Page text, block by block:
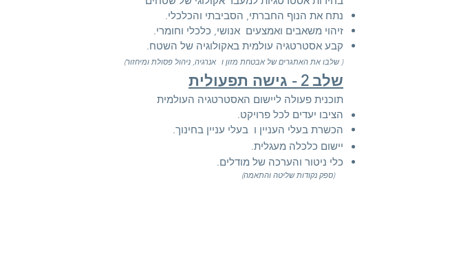
נתח את הנוף החברתי, הסביבתי והכלכלי.
זיהוי משאבים ואמצעים אנושי, כלכלי וחומרי.
קבע אסטרטגיה עולמית באקולוגיה של השטח.
( שלבו את האתגרים של אבטחת מזון ו אנרגיה, ניהול פסולת ומיחזור)
שלב 2 - גישה תפעולית
תוכנית פעולה ליישום האסטרטגיה העולמית
הציבו יעדים לכל פרויקט.
הכשרת בעלי העניין ו בעלי עניין בחינוך.
יישום כלכלה מעגלית.
כלי ניטור והערכה של מודלים.
(ספק נקודות שליטה והתאמה)